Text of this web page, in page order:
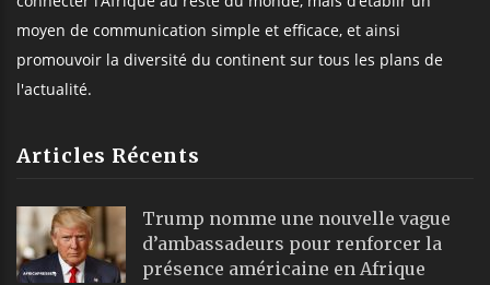
moyen de communication simple et efficace, et ainsi
promouvoir la diversité du continent sur tous les plans de
l'actualité.
Articles Récents
Trump nomme une nouvelle vague
d’ambassadeurs pour renforcer la
présence américaine en Afrique